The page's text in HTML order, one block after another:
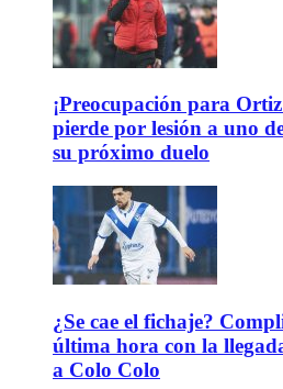
¡Preocupación para
pierde por lesión a uno
su próximo duelo
¿Se cae el fichaje?
última hora con la
a Colo Colo